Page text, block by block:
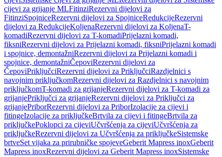
cijevi za grijanje MLFitinziRezervni dijelovi za
FitinziSpojniceRezervni dijelovi za SpojniceRedukcijeRezervni
dijelovi za RedukcijeKoljenaRezervni dijelovi za KoljenaT-
komadiRezervni dijelovi za T-komadiPrijelazni komadi,
fiksniRezervni dijelovi za Prijelazni komadi, fiksniPrijelazni komadi
i spojnice, demontažniRezervni dijelovi za Prijelazni komadi i
spojnice, demontažniČepoviRezervni dijelovi za
ČepoviPriključciRezervni dijelovi za PriključciRazdjelnici s
navojnim priključkomRezervni dijelovi za Razdjelnici s navojnim
priključkomT-komadi za grijanjeRezervni dijelovi za T-komadi za
grijanjePriključci za grijanjeRezervni dijelovi za Priključci za
grijanjePriborRezervni dijelovi za PriborIzolacije za cijevi i
fitingeIzolacije za priključkeBrtvila za cijevi i fitingeBrtvila za
priključkePoklopci za cijeviUčvršćenja za cijeviUčvršćenja za
priključkeRezervni dijelovi za Učvršćenja za priključkeSistemske
brtveSet vijaka za prirubničke spojeveGeberit Mapress inoxGeberit
Mapress inoxRezervni dijelovi za Geberit Mapress inoxSistemske